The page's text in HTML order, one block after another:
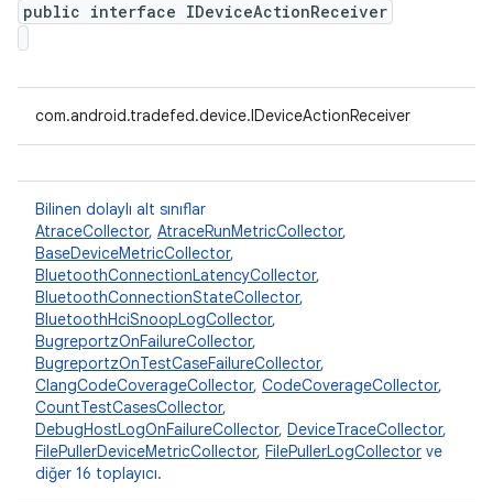
public interface IDeviceActionReceiver
com.android.tradefed.device.IDeviceActionReceiver
Bilinen dolaylı alt sınıflar
AtraceCollector, AtraceRunMetricCollector,
BaseDeviceMetricCollector,
BluetoothConnectionLatencyCollector,
BluetoothConnectionStateCollector,
BluetoothHciSnoopLogCollector,
BugreportzOnFailureCollector,
BugreportzOnTestCaseFailureCollector,
ClangCodeCoverageCollector, CodeCoverageCollector,
CountTestCasesCollector,
DebugHostLogOnFailureCollector, DeviceTraceCollector,
FilePullerDeviceMetricCollector, FilePullerLogCollector ve
diğer 16 toplayıcı.